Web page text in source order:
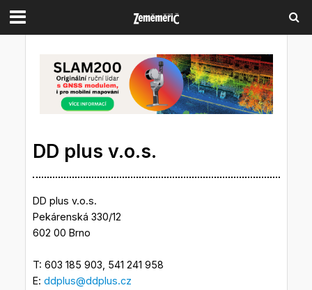
DD plus v.o.s.
DD plus v.o.s.
Pekárenská 330/12
602 00 Brno
T: 603 185 903, 541 241 958
E: ddplus@ddplus.cz